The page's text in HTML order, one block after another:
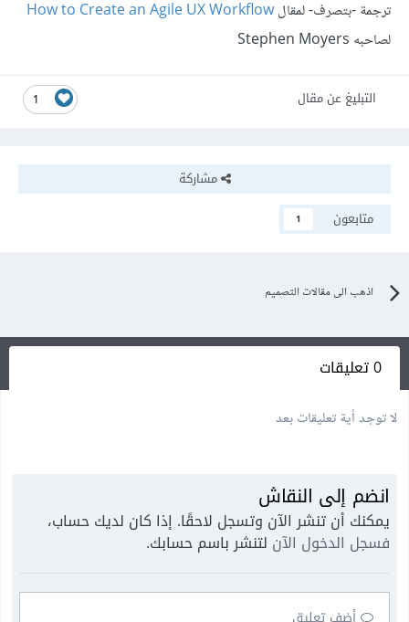
ترجمة -بتصرف- لمقالHow to Create an Agile UX Workflow
لصاحبه Stephen Moyers
1 التبليغ عن مقال
مشاركة
متابعون
1
اذهب الى مقالات التصميم
0 تعليقات
لا توجد أية تعليقات بعد
انضم إلى النقاش
يمكنك أن تنشر الآن وتسجل لاحقًا. إذا كان لديك حساب،
فسجل الدخول الآن لتنشر باسم حسابك.